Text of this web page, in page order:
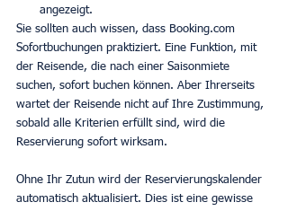
angezeigt.
Sie sollten auch wissen, dass Booking.com
Sofortbuchungen praktiziert. Eine Funktion, mit
der Reisende, die nach einer Saisonmiete
suchen, sofort buchen können. Aber Ihrerseits
wartet der Reisende nicht auf Ihre Zustimmung,
sobald alle Kriterien erfüllt sind, wird die
Reservierung sofort wirksam.
Ohne Ihr Zutun wird der Reservierungskalender
automatisch aktualisiert. Dies ist eine gewisse